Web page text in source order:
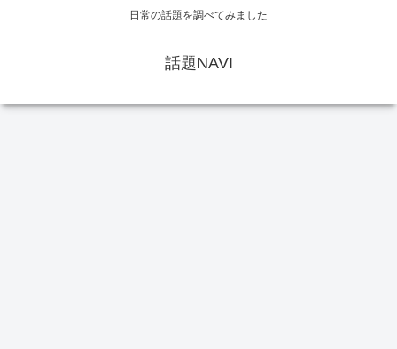
日常の話題を調べてみました
話題NAVI